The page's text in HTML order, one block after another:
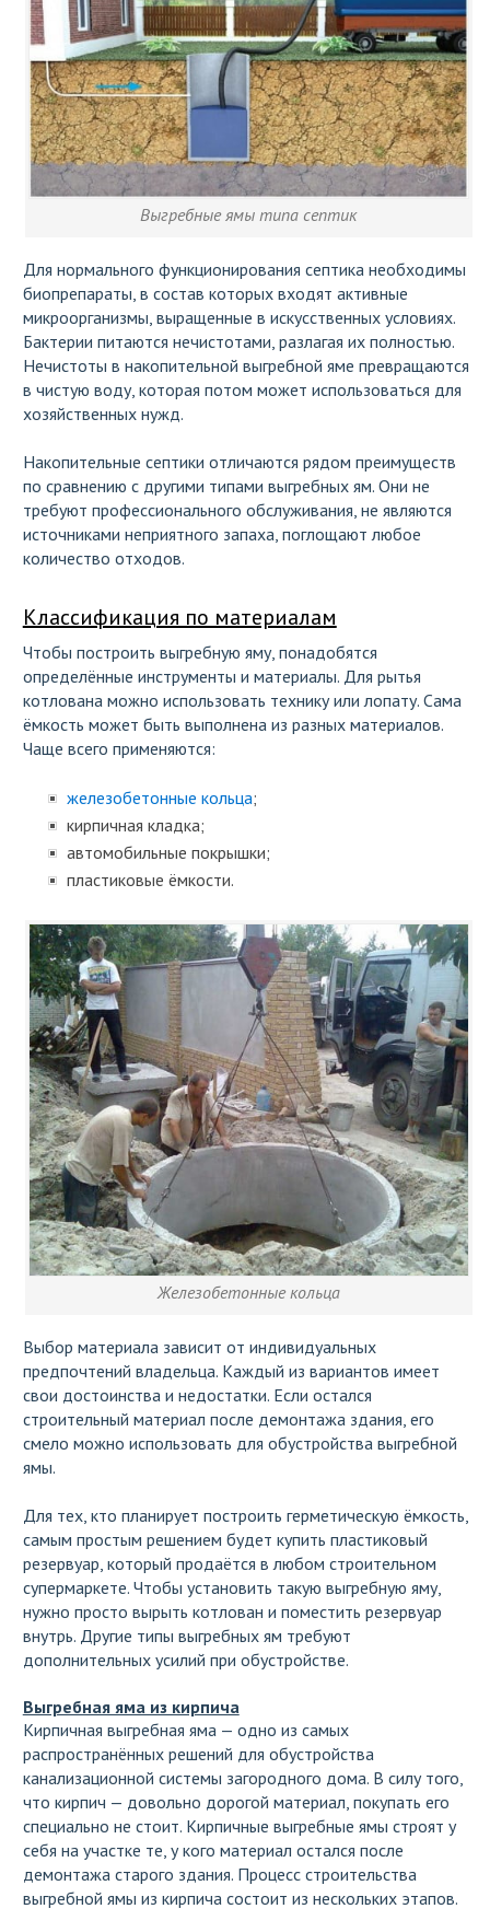
Выгребные ямы типа септик
Для нормального функционирования септика необходимы
биопрепараты, в состав которых входят активные
микроорганизмы, выращенные в искусственных условиях.
Бактерии питаются нечистотами, разлагая их полностью.
Нечистоты в накопительной выгребной яме превращаются
в чистую воду, которая потом может использоваться для
хозяйственных нужд.
Накопительные септики отличаются рядом преимуществ
по сравнению с другими типами выгребных ям. Они не
требуют профессионального обслуживания, не являются
источниками неприятного запаха, поглощают любое
количество отходов.
Классификация по материалам
Чтобы построить выгребную яму, понадобятся
определённые инструменты и материалы. Для рытья
котлована можно использовать технику или лопату. Сама
ёмкость может быть выполнена из разных материалов.
Чаще всего применяются:
железобетонные кольца;
кирпичная кладка;
автомобильные покрышки;
пластиковые ёмкости.
Железобетонные кольца
Выбор материала зависит от индивидуальных
предпочтений владельца. Каждый из вариантов имеет
свои достоинства и недостатки. Если остался
строительный материал после демонтажа здания, его
смело можно использовать для обустройства выгребной
ямы.
Для тех, кто планирует построить герметическую ёмкость,
самым простым решением будет купить пластиковый
резервуар, который продаётся в любом строительном
супермаркете. Чтобы установить такую выгребную яму,
нужно просто вырыть котлован и поместить резервуар
внутрь. Другие типы выгребных ям требуют
дополнительных усилий при обустройстве.
Выгребная яма из кирпича
Кирпичная выгребная яма — одно из самых
распространённых решений для обустройства
канализационной системы загородного дома. В силу того,
что кирпич — довольно дорогой материал, покупать его
специально не стоит. Кирпичные выгребные ямы строят у
себя на участке те, у кого материал остался после
демонтажа старого здания. Процесс строительства
выгребной ямы из кирпича состоит из нескольких этапов.